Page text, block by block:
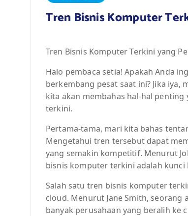
Tren Bisnis Komputer
Tren Bisnis Komputer Terkini yang
Halo pembaca setia! Apakah Anda
berkembang pesat saat ini? Jika
kita akan membahas hal-hal
terkini.
Pertama-tama, mari kita bahas
Mengetahui tren tersebut dapat
yang semakin kompetitif. Menurut
bisnis komputer terkini adalah kunci
Salah satu tren bisnis komputer
cloud. Menurut Jane Smith, seorang
banyak perusahaan yang beralih ke